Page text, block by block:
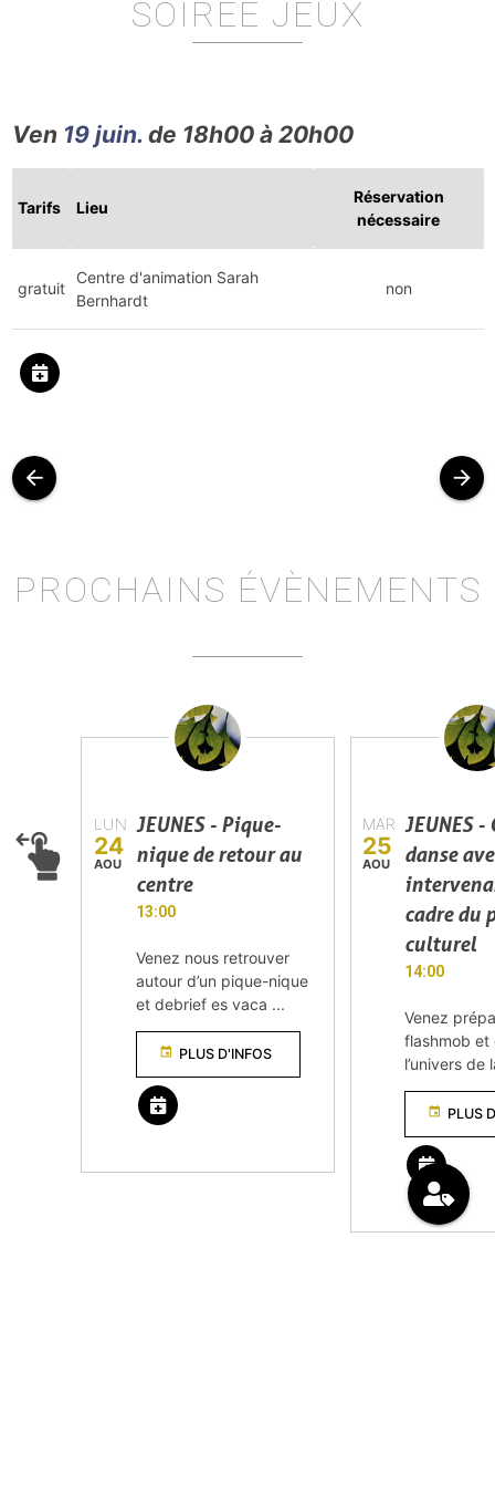
SOIRÉE JEUX
Ven 19 juin.de 18h00 à 20h00
Tarifs Lieu
Réservation
nécessaire
gratuit
Centre d'animation Sarah
Bernhardt
non
arrow_back arrow_forward
PROCHAINS ÉVÈNEMENTS
LUN
24
AOU
JEUNES - Pique-
nique de retour au
centre
13:00
Venez nous retrouver
autour d’un pique-nique
et debrief es vaca ...
event PLUS D'INFOS
MAR
25
AOU
JEUNES -
danse
cadre du
culturel
14:00
Venez
flashmob et
l’univers de
event PLUS